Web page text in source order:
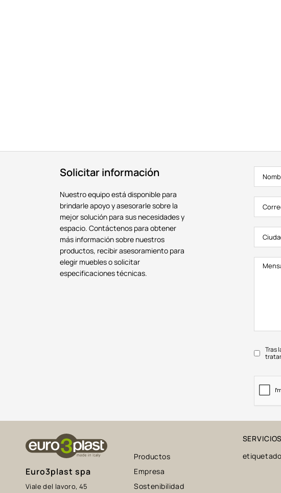
Solicitar información
Nuestro equipo está disponible para
brindarle apoyo y asesorarle sobre la
mejor solución para sus necesidades y
espacio. Contáctenos para obtener
más información sobre nuestros
productos, recibir asesoramiento para
elegir muebles o solicitar
especificaciones técnicas.
Tras
Euro3plast spa
Viale del lavoro, 45
Productos
Empresa
Sostenibilidad
SERVICIOS